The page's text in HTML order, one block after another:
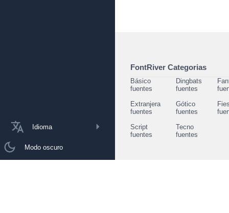
Idioma
Modo oscuro
FontRiver Categorias
Básico
fuentes
Dingbats
fuentes
Extranjera
fuentes
Gótico
fuentes
Script
fuentes
Tecno
fuentes